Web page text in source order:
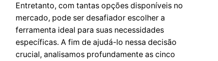
Entretanto, com tantas opções disponíveis no
mercado, pode ser desafiador escolher a
ferramenta ideal para suas necessidades
específicas. A fim de ajudá-lo nessa decisão
crucial, analisamos profundamente as cinco